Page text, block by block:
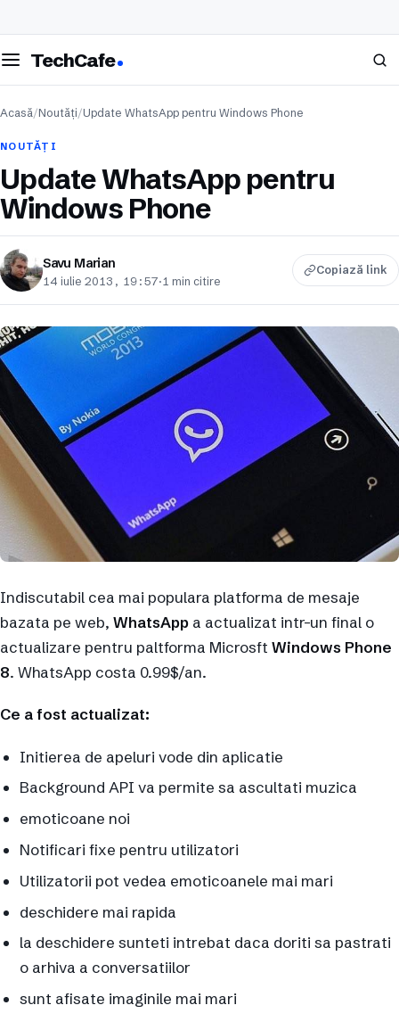
meniul
TechCafe Caută
Acasă/Noutăți/Update WhatsApp pentru Windows Phone
NOUTĂȚI
Update WhatsApp pentru
Windows Phone
Savu Marian
14 iulie 2013, 19:57·1 min citire
Copiază link
Indiscutabil cea mai populara platforma de mesaje
bazata pe web, WhatsApp a actualizat intr-un final o
actualizare pentru paltforma Microsft Windows Phone
8. WhatsApp costa 0.99$/an.
Ce a fost actualizat:
Initierea de apeluri vode din aplicatie
Background API va permite sa ascultati muzica
emoticoane noi
Notificari fixe pentru utilizatori
Utilizatorii pot vedea emoticoanele mai mari
deschidere mai rapida
la deschidere sunteti intrebat daca doriti sa pastrati
o arhiva a conversatiilor
sunt afisate imaginile mai mari